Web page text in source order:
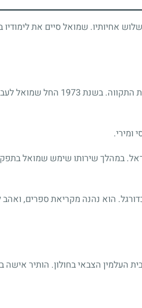
אחיותיו. שמואל סיים את
בתקופת שירותו בצה"ל עבר שמואל עם בני משפחתו להתגורר בתל אביב,
במהלך שירותו שימש שמואל
הוא נהנה מקריאת ספרים, ואהב
הצבאי בחולון. הותיר אישה